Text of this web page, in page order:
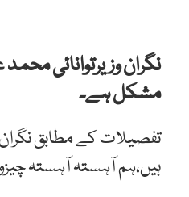
نگران وزیرتوانائی
مشکل ہے۔
ہیں،ہم آہستہ آہستہ